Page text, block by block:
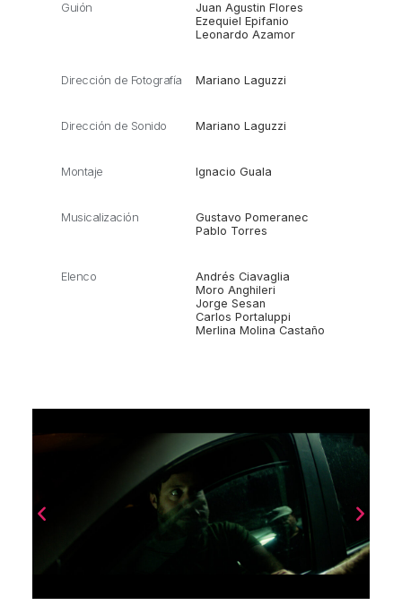
Guión
Juan Agustin Flores
Ezequiel Epifanio
Leonardo Azamor
Dirección de Fotografía Mariano Laguzzi
Dirección de Sonido Mariano Laguzzi
Montaje Ignacio Guala
Musicalización
Gustavo Pomeranec
Pablo Torres
Elenco
Andrés Ciavaglia
Moro Anghileri
Jorge Sesan
Carlos Portaluppi
Merlina Molina Castaño